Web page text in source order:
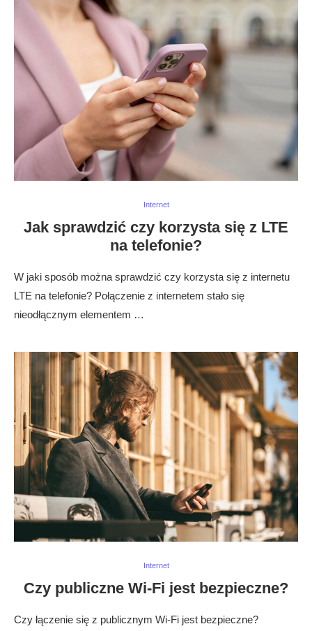
Internet
Jak sprawdzić czy korzysta się z LTE
na telefonie?
W jaki sposób można sprawdzić czy korzysta się z internetu
LTE na telefonie? Połączenie z internetem stało się
nieodłącznym elementem …
Internet
Czy publiczne Wi-Fi jest bezpieczne?
Czy łączenie się z publicznym Wi-Fi jest bezpieczne?